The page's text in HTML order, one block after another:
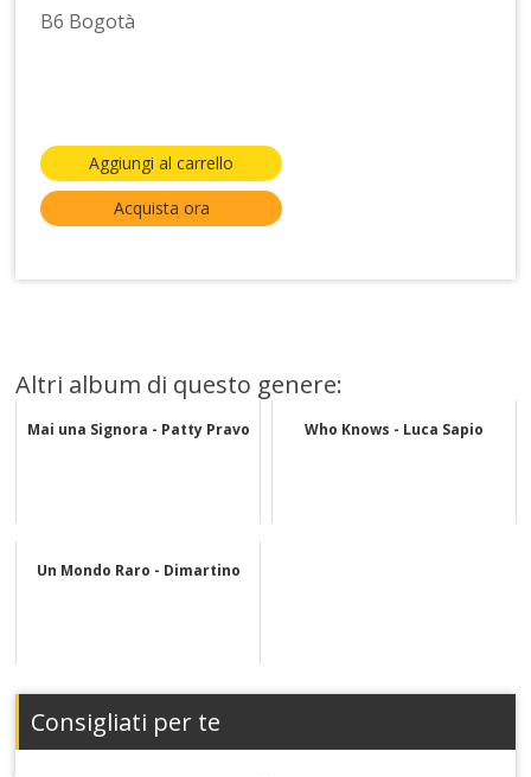
B6 Bogotà
Aggiungi al carrello
Acquista ora
Altri album di questo genere:
Mai una Signora - Patty Pravo Who Knows - Luca Sapio
Un Mondo Raro - Dimartino
Consigliati per te